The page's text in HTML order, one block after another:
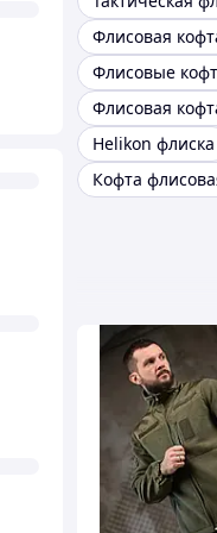
Флисовая
Helikon флиска